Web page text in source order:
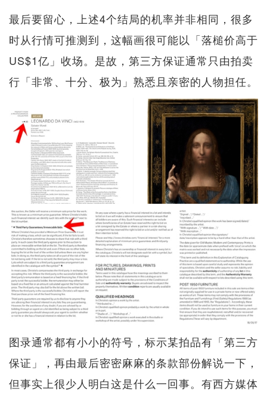
最后要留心，上述4个结局的机率并非相同，很多
时从行情可推测到，这幅画很可能以「落槌价高于
US$1亿」收场。是故，第三方保证通常只由拍卖
行「非常、十分、极为」熟悉且亲密的人物担任。
图录通常都有小小的符号，标示某拍品有「第三方
保证」，再由最后密密麻麻的条款部份解说一下，
但事实上很少人明白这是什么一回事。有西方媒体